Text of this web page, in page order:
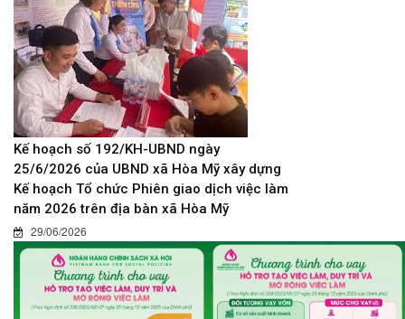
Kế hoạch số 192/KH-UBND ngày
25/6/2026 của UBND xã Hòa Mỹ xây dựng
Kế hoạch Tổ chức Phiên giao dịch việc làm
năm 2026 trên địa bàn xã Hòa Mỹ
29/06/2026